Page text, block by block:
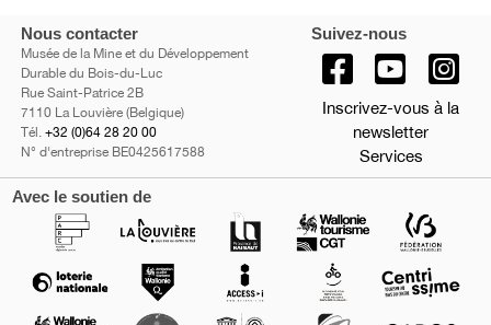
Nous contacter
Musée de la Mine et du Développement
Durable du Bois-du-Luc
Rue Saint-Patrice 2B
7110 La Louvière (Belgique)
Tél. +32 (0)64 28 20 00
N° d'entreprise BE0425617588
Suivez-nous
Inscrivez-vous à la
newsletter
Services
Avec le soutien de